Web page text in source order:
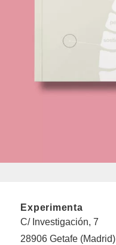
Experimenta
C/ Investigación, 7
28906 Getafe (Madrid)